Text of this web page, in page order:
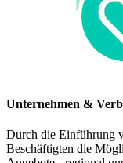
Unternehmen &
Durch die Einführung
Beschäftigten die